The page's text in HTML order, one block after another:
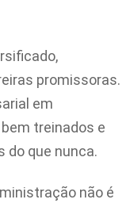
promissoras.
em
treinados e
do que nunca.
não é